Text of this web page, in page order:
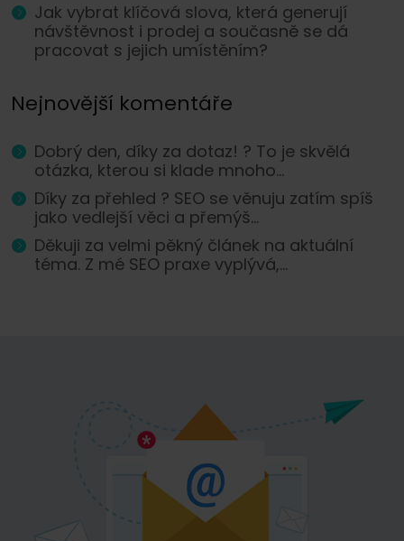
Jak vybrat klíčová slova, která generují
návštěvnost i prodej a současně se dá
pracovat s jejich umístěním?
Nejnovější komentáře
Dobrý den, díky za dotaz! ? To je skvělá
otázka, kterou si klade mnoho...
Díky za přehled ? SEO se věnuju zatím spíš
jako vedlejší věci a přemýš...
Děkuji za velmi pěkný článek na aktuální
téma. Z mé SEO praxe vyplývá,...